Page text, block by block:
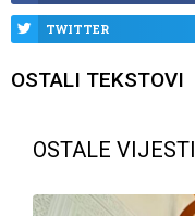
TWITTER
OSTALI TEKSTOVI
OSTALE VIJESTI